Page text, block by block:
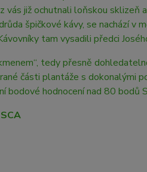
již ochutnali loňskou sklizeň
špičkové kávy, se nachází v
tam vysadili předci
tedy přesně
části plantáže s dokonalými
bodové hodnocení nad 80 bodů